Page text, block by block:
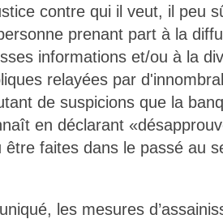
contre qui il veut, il peu
prenant part à la
informations et/ou à la
relayées par
de suspicions que la
en déclarant
faites dans le passé au
les mesures